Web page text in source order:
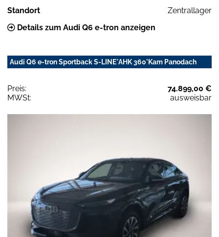
Standort
Zentrallager
Details zum Audi Q6 e-tron anzeigen
Audi Q6 e-tron Sportback S-LINE*AHK 360°Kam Panodach
Preis:
74.899,00 €
MWSt:
ausweisbar